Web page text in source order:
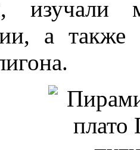
изучали
а также